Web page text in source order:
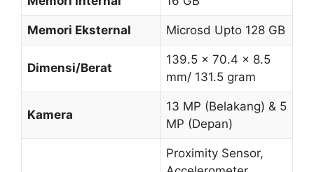
Memori Eksternal Microsd Upto 128 GB
Dimensi/Berat
139.5 x 70.4 x 8.5
mm/ 131.5 gram
Kamera
13 MP (Belakang) & 5
MP (Depan)
Proximity Sensor,